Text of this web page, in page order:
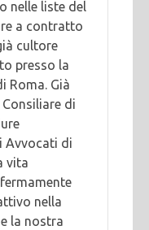
nelle liste del
a contratto
cultore
presso la
Roma. Già
di
Avvocati di
vita
nella
la nostra